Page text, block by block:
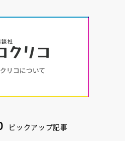
ピックアップ記事